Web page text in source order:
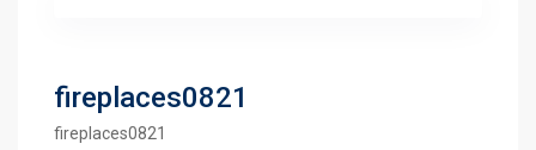
fireplaces0821
fireplaces0821